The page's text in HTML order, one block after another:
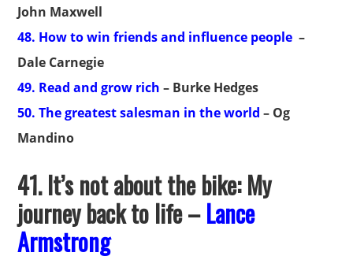
John Maxwell
48. How to win friends and influence people –
Dale Carnegie
49. Read and grow rich – Burke Hedges
50. The greatest salesman in the world – Og
Mandino
41.It’s not about the bike: My
journey back to life –Lance
Armstrong